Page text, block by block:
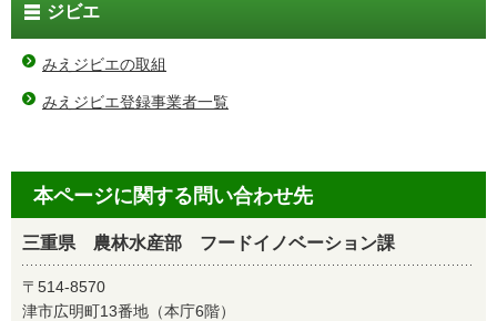
ジビエ
みえジビエの取組
みえジビエ登録事業者一覧
本ページに関する問い合わせ先
三重県 農林水産部 フードイノベーション課
〒514-8570
津市広明町13番地（本庁6階）